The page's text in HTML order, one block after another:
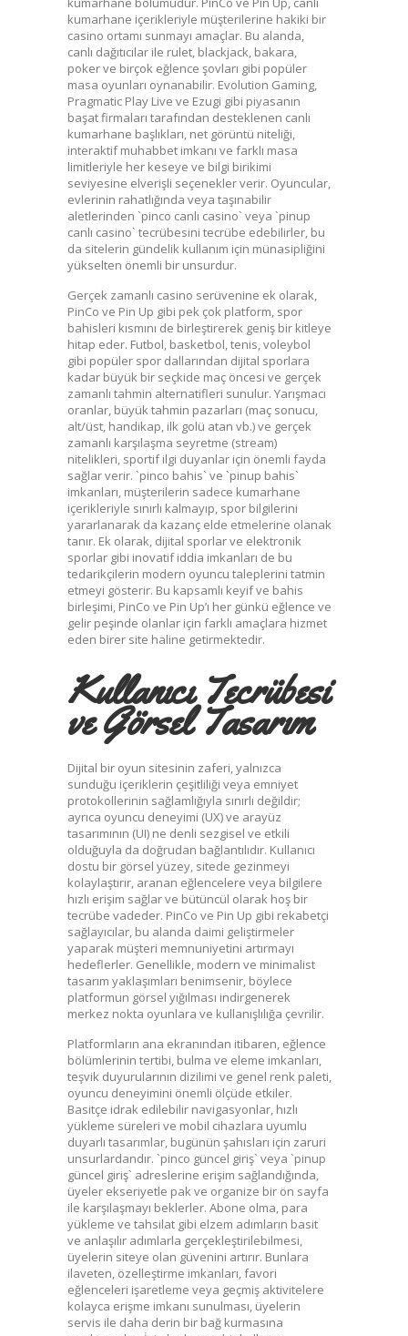
kumarhane içerikleriyle müşterilerine hakiki bir
casino ortamı sunmayı amaçlar. Bu alanda,
canlı dağıtıcılar ile rulet, blackjack, bakara,
poker ve birçok eğlence şovları gibi popüler
masa oyunları oynanabilir. Evolution Gaming,
Pragmatic Play Live ve Ezugi gibi piyasanın
başat firmaları tarafından desteklenen canlı
kumarhane başlıkları, net görüntü niteliği,
interaktif muhabbet imkanı ve farklı masa
limitleriyle her keseye ve bilgi birikimi
seviyesine elverişli seçenekler verir. Oyuncular,
evlerinin rahatlığında veya taşınabilir
aletlerinden `pinco canlı casino` veya `pinup
canlı casino` tecrübesini tecrübe edebilirler, bu
da sitelerin gündelik kullanım için münasipliğini
yükselten önemli bir unsurdur.
Gerçek zamanlı casino serüvenine ek olarak,
PinCo ve Pin Up gibi pek çok platform, spor
bahisleri kısmını de birleştirerek geniş bir kitleye
hitap eder. Futbol, basketbol, tenis, voleybol
gibi popüler spor dallarından dijital sporlara
kadar büyük bir seçkide maç öncesi ve gerçek
zamanlı tahmin alternatifleri sunulur. Yarışmacı
oranlar, büyük tahmin pazarları (maç sonucu,
alt/üst, handikap, ilk golü atan vb.) ve gerçek
zamanlı karşılaşma seyretme (stream)
nitelikleri, sportif ilgi duyanlar için önemli fayda
sağlar verir. `pinco bahis` ve `pinup bahis`
imkanları, müşterilerin sadece kumarhane
içerikleriyle sınırlı kalmayıp, spor bilgilerini
yararlanarak da kazanç elde etmelerine olanak
tanır. Ek olarak, dijital sporlar ve elektronik
sporlar gibi inovatif iddia imkanları de bu
tedarikçilerin modern oyuncu taleplerini tatmin
etmeyi gösterir. Bu kapsamlı keyif ve bahis
birleşimi, PinCo ve Pin Up’ı her günkü eğlence ve
gelir peşinde olanlar için farklı amaçlara hizmet
eden birer site haline getirmektedir.
Kullanıcı Tecrübesi
ve Görsel Tasarım
Dijital bir oyun sitesinin zaferi, yalnızca
sunduğu içeriklerin çeşitliliği veya emniyet
protokollerinin sağlamlığıyla sınırlı değildir;
ayrıca oyuncu deneyimi (UX) ve arayüz
tasarımının (UI) ne denli sezgisel ve etkili
olduğuyla da doğrudan bağlantılıdır. Kullanıcı
dostu bir görsel yüzey, sitede gezinmeyi
kolaylaştırır, aranan eğlencelere veya bilgilere
hızlı erişim sağlar ve bütüncül olarak hoş bir
tecrübe vadeder. PinCo ve Pin Up gibi rekabetçi
sağlayıcılar, bu alanda daimi geliştirmeler
yaparak müşteri memnuniyetini artırmayı
hedeflerler. Genellikle, modern ve minimalist
tasarım yaklaşımları benimsenir, böylece
platformun görsel yığılması indirgenerek
merkez nokta oyunlara ve kullanışlılığa çevrilir.
Platformların ana ekranından itibaren, eğlence
bölümlerinin tertibi, bulma ve eleme imkanları,
teşvik duyurularının dizilimi ve genel renk paleti,
oyuncu deneyimini önemli ölçüde etkiler.
Basitçe idrak edilebilir navigasyonlar, hızlı
yükleme süreleri ve mobil cihazlara uyumlu
duyarlı tasarımlar, bugünün şahısları için zaruri
unsurlardandır. `pinco güncel giriş` veya `pinup
güncel giriş` adreslerine erişim sağlandığında,
üyeler ekseriyetle pak ve organize bir ön sayfa
ile karşılaşmayı beklerler. Abone olma, para
yükleme ve tahsilat gibi elzem adımların basit
ve anlaşılır adımlarla gerçekleştirilebilmesi,
üyelerin siteye olan güvenini artırır. Bunlara
ilaveten, özelleştirme imkanları, favori
eğlenceleri işaretleme veya geçmiş aktivitelere
kolayca erişme imkanı sunulması, üyelerin
servis ile daha derin bir bağ kurmasına